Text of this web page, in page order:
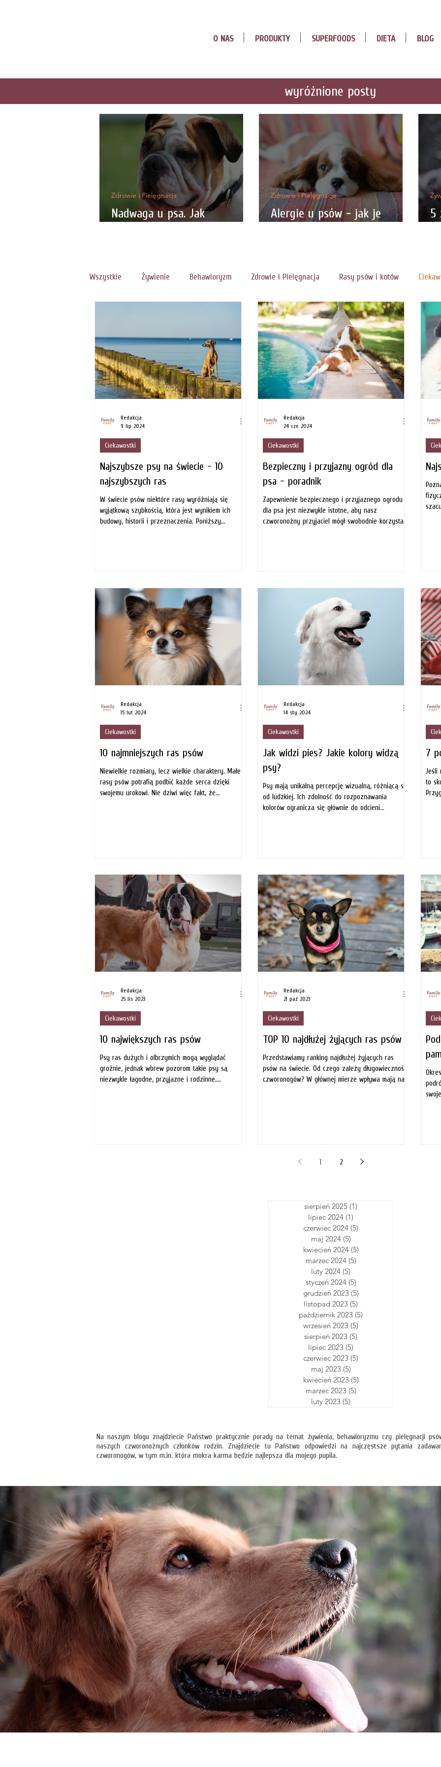
O NAS PRODUKTY SUPERFOODS DIETA BLOG
wyróżnione posty
Nadwaga u psa. Jak
Zdrowie i Pielęgnacja
Alergie u psów - jak je
Zdrowie i Pielęgnacja
5
Wszystkie Żywienie Behawioryzm Zdrowie i Pielęgnacja Rasy psów i kotów
Najszybsze psy na świecie - 10
najszybszych ras
W świecie psów niektóre rasy wyróżniają się
wyjątkową szybkością, która jest wynikiem ich
budowy, historii i przeznaczenia. Poniższy...
Ciekawostki
Redakcja
9 lip 2024
Bezpieczny i przyjazny ogród dla
psa - poradnik
Zapewnienie bezpiecznego i przyjaznego ogrodu
dla psa jest niezwykle istotne, aby nasz
czworonożny przyjaciel mógł swobodnie korzystać
Ciekawostki
Redakcja
24 cze 2024
10 najmniejszych ras psów
Niewielkie rozmiary, lecz wielkie charaktery. Małe
rasy psów potrafią podbić każde serca dzięki
swojemu urokowi. Nie dziwi więc fakt, że...
Ciekawostki
Redakcja
15 lut 2024
Jak widzi pies? Jakie kolory widzą
psy?
Psy mają unikalną percepcję wizualną, różniącą się
od ludzkiej. Ich zdolność do rozpoznawania
kolorów ogranicza się głównie do odcieni...
Ciekawostki
Redakcja
14 sty 2024
7
Jeśli
to
10 największych ras psów
Psy ras dużych i olbrzymich mogą wyglądać
groźnie, jednak wbrew pozorom takie psy są
niezwykle łagodne, przyjazne i rodzinne....
Ciekawostki
Redakcja
25 lis 2023
TOP 10 najdłużej żyjących ras psów
Przedstawiamy ranking najdłużej żyjących ras
psów na świecie. Od czego zależy długowieczność
czworonogów? W głównej mierze wpływa mają na...
Ciekawostki
Redakcja
21 paź 2023
1 2
sierpień 2025 (1)
lipiec 2024 (1)
czerwiec 2024 (5)
maj 2024 (5)
kwiecień 2024 (5)
marzec 2024 (5)
luty 2024 (5)
styczeń 2024 (5)
grudzień 2023 (5)
listopad 2023 (5)
październik 2023 (5)
wrzesień 2023 (5)
sierpień 2023 (5)
lipiec 2023 (5)
czerwiec 2023 (5)
maj 2023 (5)
kwiecień 2023 (5)
marzec 2023 (5)
luty 2023 (5)
Na naszym blogu znajdziecie Państwo praktycznie porady na temat żywienia, behawioryzmu czy pielęgnacji
naszych czworonożnych członków rodzin. Znajdziecie tu Państwo odpowiedzi na najczęstsze pytania
czworonogów, w tym m.in. która mokra karma będzie najlepsza dla mojego pupila.